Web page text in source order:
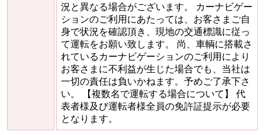
況と異なる場合がございます。 カーナビゲー
ションのご利用にあたっては、お客さまご自
身で状況を確認頂き、現地の交通標識に従っ
て運転をお願い致します。 尚、車輌に搭載さ
れているカーナビゲーションのご利用により
お客さまに不利益が生じた場合でも、当社は
一切の責任は負いかねます。予めご了承下さ
い。 【複数名で運転する場合について】 代
表者様及び運転者様全員の免許証提示が必要
となります。